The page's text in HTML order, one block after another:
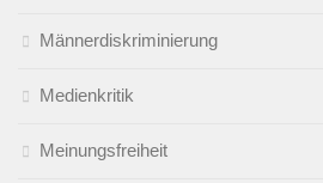
Männerdiskriminierung
Medienkritik
Meinungsfreiheit